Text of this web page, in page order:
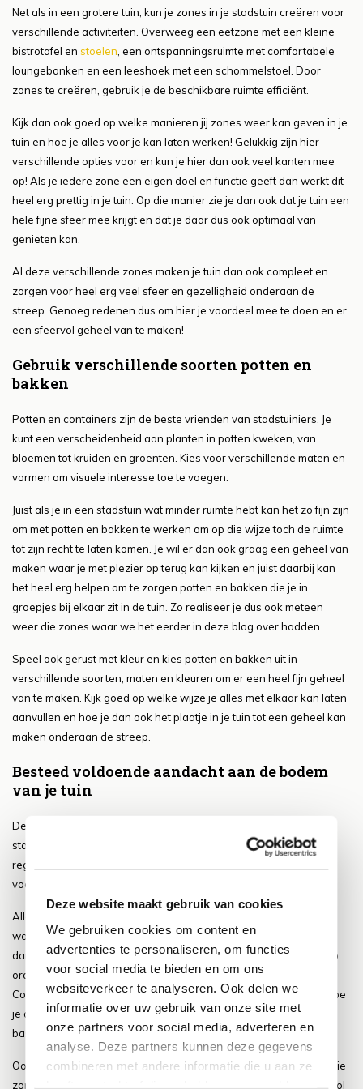
Deze website maakt gebruik van cookies
We gebruiken cookies om content en
advertenties te personaliseren, om functies
voor social media te bieden en om ons
websiteverkeer te analyseren. Ook delen we
informatie over uw gebruik van onze site met
onze partners voor social media, adverteren en
analyse. Deze partners kunnen deze gegevens
combineren met andere informatie die u aan ze
Net als in een grotere tuin, kun je zones in je stadstuin creëren voor
verschillende activiteiten. Overweeg een eetzone met een kleine
bistrotafel en stoelen , een ontspanningsruimte met comfortabele
loungebanken en een leeshoek met een schommelstoel. Door
zones te creëren, gebruik je de beschikbare ruimte efficiënt.
Kijk dan ook goed op welke manieren jij zones weer kan geven in je
tuin en hoe je alles voor je kan laten werken! Gelukkig zijn hier
verschillende opties voor en kun je hier dan ook veel kanten mee
op! Als je iedere zone een eigen doel en functie geeft dan werkt dit
heel erg prettig in je tuin. Op die manier zie je dan ook dat je tuin een
hele fijne sfeer mee krijgt en dat je daar dus ook optimaal van
genieten kan.
Al deze verschillende zones maken je tuin dan ook compleet en
zorgen voor heel erg veel sfeer en gezelligheid onderaan de
streep. Genoeg redenen dus om hier je voordeel mee te doen en er
een sfeervol geheel van te maken!
Gebruik verschillende soorten potten en
bakken
Potten en containers zijn de beste vrienden van stadstuiniers. Je
kunt een verscheidenheid aan planten in potten kweken, van
bloemen tot kruiden en groenten. Kies voor verschillende maten en
vormen om visuele interesse toe te voegen.
Juist als je in een stadstuin wat minder ruimte hebt kan het zo fijn zijn
om met potten en bakken te werken om op die wijze toch de ruimte
tot zijn recht te laten komen. Je wil er dan ook graag een geheel van
maken waar je met plezier op terug kan kijken en juist daarbij kan
het heel erg helpen om te zorgen potten en bakken die je in
groepjes bij elkaar zit in de tuin. Zo realiseer je dus ook meteen
weer die zones waar we het eerder in deze blog over hadden.
Speel ook gerust met kleur en kies potten en bakken uit in
verschillende soorten, maten en kleuren om er een heel fijn geheel
van te maken. Kijk goed op welke wijze je alles met elkaar kan laten
aanvullen en hoe je dan ook het plaatje in je tuin tot een geheel kan
maken onderaan de streep.
Besteed voldoende aandacht aan de bodem
van je tuin
De kwaliteit van de bodem is cruciaal voor een succesvolle
stadstuin. Zorg ervoor dat de grond goed wordt bemest en
regelmatig wordt bewaterd. Overweeg ook om compost toe te
voegen om de bodemstructuur te verbeteren.
Alles valt of staat dan ook met de basis van je tuin en in dit geval
wordt die basis dan ook gevormd door de bodem in je tuin. Het is
dan ook van belang dat je er zorg voor draagt dat deze bodem op
orde is en dat je dus op die wijze kijkt hoe je dit vorm kan geven.
Controleer dan ook de staat van de bodem en kijk bij gebreken hoe
je deze eventueel verbeteren kan. Zo zorg je voor een prettige
basis in je tuin waar je vervolgens op verder kan gaan bouwen.
Ook kun je de bodem verbeteren door elementen toe te voegen die
zorgen voor voeding voor de bodem. Ook dit kan enorm waardevol